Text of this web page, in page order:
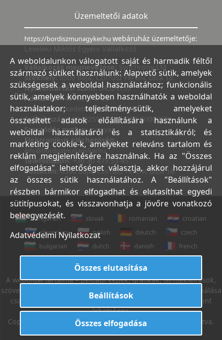
Üzemeltetői adatok
https://bordiszmunagyker.hu webáruház üzemeltetője:
Leveleki Miklós Egyéni Vállalkozó
Vállalkozás megnevezése: Synchrony LM
Székhely:6500 Baja, Czirfusz Ferenc utca 18.
Nyilvántartási szám:04524155
Adószám:44018371-2-23
Bank:Kereskedelmi és Hitelbank
Számlaszám:10402513-25154254-00000000
Szerződés nyelve:magyar
Elektronikus elérhetőség:
info@bordiszmunagyker.hu
Telefonszám: +36 30 475 53 45
Postacím:6500 Baja, Czirfusz Ferenc utca 18.
hungarian slovak romanian
croatian
slovenian
polish deutch
czech
bulgarian
dutch danish
french
A weboldal tartalma – például képek, grafikák, termékleírások,
szövegek, stb. – Leveleki Miklós E.V. tulajdona, azok felhasználása
csak az Általános Szerződési Feltételek 18. sz. pontja szerint
lehetséges.
Copyright © 2022. Leveleki Miklós E.V. Minden jog fenntartva.
A weboldalunkon válogatott saját és harmadik féltől
származó sütiket használunk: Alapvető sütik, amelyek
szükségesek a weboldal használatához; funkcionális
sütik, amelyek könnyebben használhatók a weboldal
használatakor; teljesítmény-sütik, amelyeket
összesített adatok előállítására használunk a
weboldal használatáról és a statisztikákról; és
marketing cookie-k, amelyeket releváns tartalom és
reklám megjelenítésére használnak. Ha az "Összes
elfogadása" lehetőséget választja, akkor hozzájárul
az összes sütik használatához. A "Beállítások"
részben bármikor elfogadhat és elutasíthat egyedi
sütitípusokat, és visszavonhatja a jövőre vonatkozó
beleegyezését.
Adatvédelmi Nyilatkozat
Összes elutasítása
Beállítások
Összes elfogadása